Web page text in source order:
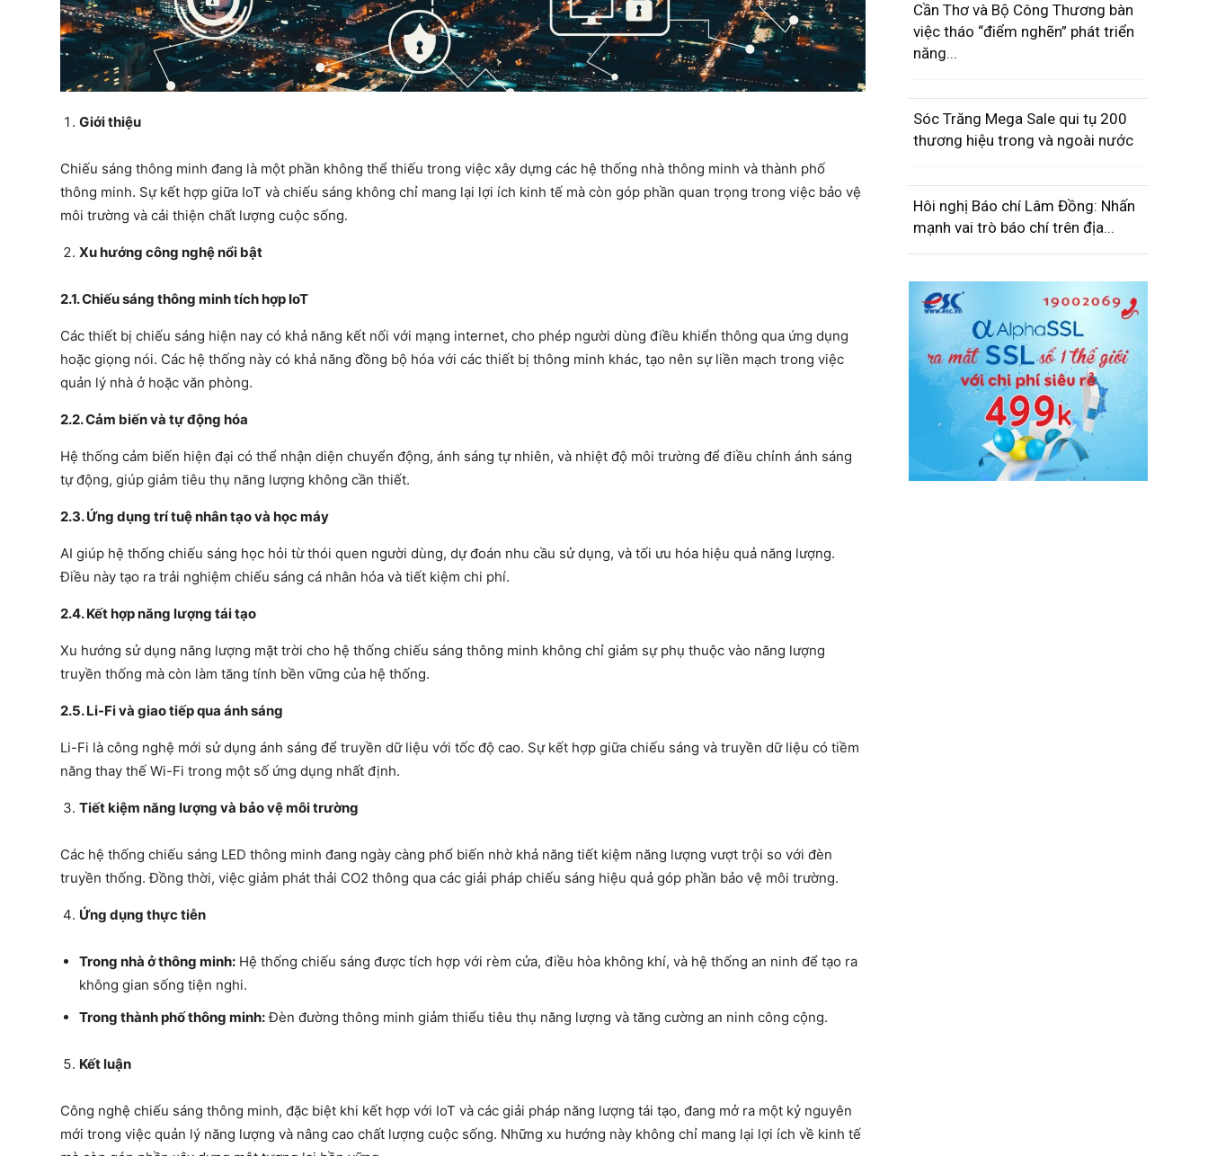
Giới thiệu
Chiếu sáng thông minh đang là một phần không thể thiếu trong việc xây dựng các hệ thống nhà thông minh và thành phố
thông minh. Sự kết hợp giữa IoT và chiếu sáng không chỉ mang lại lợi ích kinh tế mà còn góp phần quan trọng trong việc bảo vệ
môi trường và cải thiện chất lượng cuộc sống.
Xu hướng công nghệ nổi bật
2.1. Chiếu sáng thông minh tích hợp IoT
Các thiết bị chiếu sáng hiện nay có khả năng kết nối với mạng internet, cho phép người dùng điều khiển thông qua ứng dụng
hoặc giọng nói. Các hệ thống này có khả năng đồng bộ hóa với các thiết bị thông minh khác, tạo nên sự liền mạch trong việc
quản lý nhà ở hoặc văn phòng.
2.2. Cảm biến và tự động hóa
Hệ thống cảm biến hiện đại có thể nhận diện chuyển động, ánh sáng tự nhiên, và nhiệt độ môi trường để điều chỉnh ánh sáng
tự động, giúp giảm tiêu thụ năng lượng không cần thiết.
2.3. Ứng dụng trí tuệ nhân tạo và học máy
AI giúp hệ thống chiếu sáng học hỏi từ thói quen người dùng, dự đoán nhu cầu sử dụng, và tối ưu hóa hiệu quả năng lượng.
Điều này tạo ra trải nghiệm chiếu sáng cá nhân hóa và tiết kiệm chi phí.
2.4. Kết hợp năng lượng tái tạo
Xu hướng sử dụng năng lượng mặt trời cho hệ thống chiếu sáng thông minh không chỉ giảm sự phụ thuộc vào năng lượng
truyền thống mà còn làm tăng tính bền vững của hệ thống.
2.5. Li-Fi và giao tiếp qua ánh sáng
Li-Fi là công nghệ mới sử dụng ánh sáng để truyền dữ liệu với tốc độ cao. Sự kết hợp giữa chiếu sáng và truyền dữ liệu có tiềm
năng thay thế Wi-Fi trong một số ứng dụng nhất định.
Tiết kiệm năng lượng và bảo vệ môi trường
Các hệ thống chiếu sáng LED thông minh đang ngày càng phổ biến nhờ khả năng tiết kiệm năng lượng vượt trội so với đèn
truyền thống. Đồng thời, việc giảm phát thải CO2 thông qua các giải pháp chiếu sáng hiệu quả góp phần bảo vệ môi trường.
Ứng dụng thực tiễn
Trong nhà ở thông minh: Hệ thống chiếu sáng được tích hợp với rèm cửa, điều hòa không khí, và hệ thống an ninh để tạo ra
không gian sống tiện nghi.
Trong thành phố thông minh:Đèn đường thông minh giảm thiểu tiêu thụ năng lượng và tăng cường an ninh công cộng.
Kết luận
Công nghệ chiếu sáng thông minh, đặc biệt khi kết hợp với IoT và các giải pháp năng lượng tái tạo, đang mở ra một kỷ nguyên
mới trong việc quản lý năng lượng và nâng cao chất lượng cuộc sống. Những xu hướng này không chỉ mang lại lợi ích về kinh tế
Cần Thơ và Bộ Công Thương bàn
việc tháo “điểm nghẽn” phát triển
năng...
Sóc Trăng Mega Sale qui tụ 200
thương hiệu trong và ngoài nước
Hôi nghị Báo chí Lâm Đồng: Nhấn
mạnh vai trò báo chí trên địa...